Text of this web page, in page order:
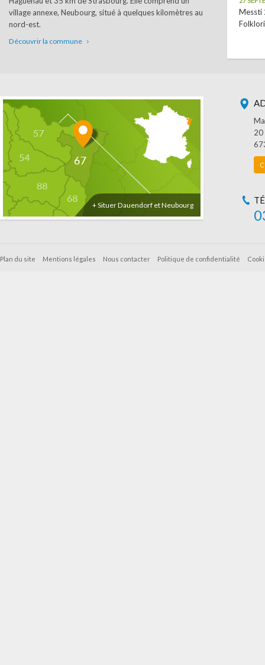
village annexe, Neubourg, situé à quelques kilomètres au
nord-est.
Découvrir la commune
Messti
+ Situer Dauendorf et Neubourg
20
Plan du site Mentions légales Nous contacter Politique de confidentialité